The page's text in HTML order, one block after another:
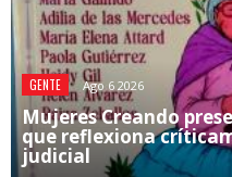
GENTE Ago 6 2026
Mujeres Creando
que reflexiona
judicial